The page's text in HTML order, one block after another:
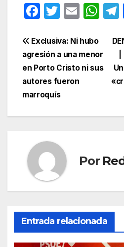
F
c
e
b
o
k
T
itt
er
E
ail
W
at
s
A
Navegación
de
entradas
Exclusiva: Ni hubo
agresión a una menor
en Porto Cristo ni sus
autores fueron
marroquís
Por
Entrada relacionada